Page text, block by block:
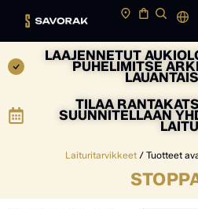
LAAJENNETUT
PUHELIMITSE
TILAA
SUUNNITELLAAN
Laituritarvikkeet / Tuotteet